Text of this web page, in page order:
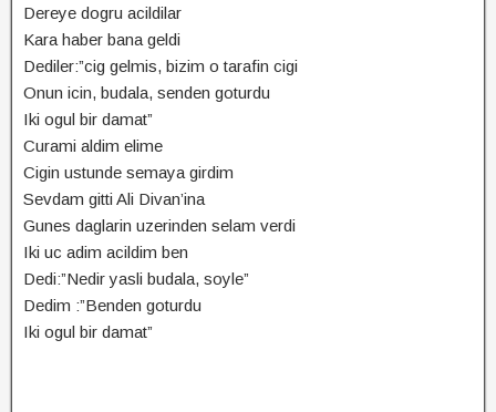
Dereye dogru acildilar
Kara haber bana geldi
Dediler:”cig gelmis, bizim o tarafin cigi
Onun icin, budala, senden goturdu
Iki ogul bir damat”
Curami aldim elime
Cigin ustunde semaya girdim
Sevdam gitti Ali Divan’ina
Gunes daglarin uzerinden selam verdi
Iki uc adim acildim ben
Dedi:”Nedir yasli budala, soyle”
Dedim :”Benden goturdu
Iki ogul bir damat”